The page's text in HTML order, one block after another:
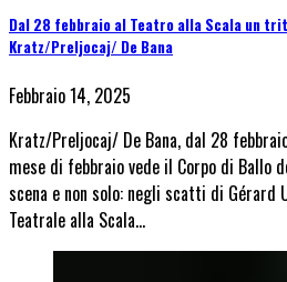
Dal 28 febbraio al Teatro alla Scala un
Kratz/Preljocaj/ De Bana
Febbraio 14, 2025
Kratz/Preljocaj/ De Bana, dal 28
mese di febbraio vede il Corpo di Ballo
scena e non solo: negli scatti di Gérard
Teatrale alla Scala…